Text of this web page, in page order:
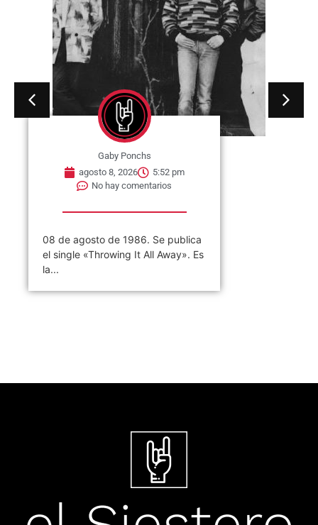
Gaby Ponchs
agosto 8, 2026
5:52 pm
No hay comentarios
08 de agosto de 1986. Se publica
el single «Throwing It All Away». Es
la...